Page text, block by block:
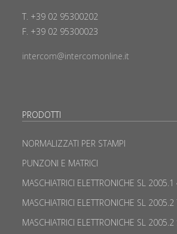
T. +39 02 95300202
F. +39 02 95300023
intercom@intercomonline.it
PRODOTTI
NORMALIZZATI PER STAMPI
PUNZONI E MATRICI
MASCHIATRICI ELETTRONICHE SL
MASCHIATRICI ELETTRONICHE SL
MASCHIATRICI ELETTRONICHE SL